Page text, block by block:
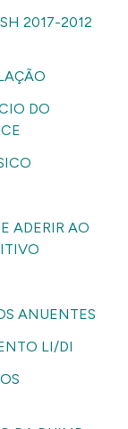
2017-2012
DO
ADERIR AO
ANUENTES
LI/DI